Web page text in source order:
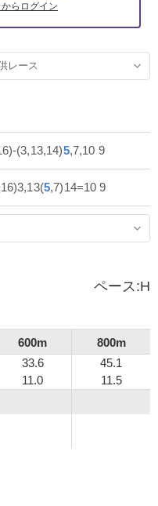
らログイン
レース
(3,13,14)5,7,10 9
5,7)14=10 9
ペース:H
600m
800m
33.6
11.0
45.1
11.5